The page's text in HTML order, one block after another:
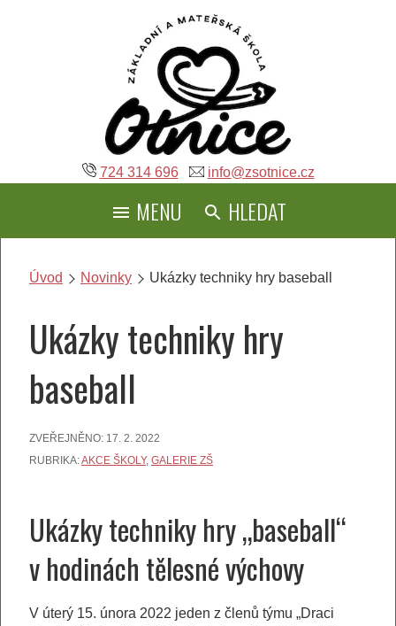
724 314 696 info@zsotnice.cz
MENU HLEDAT
Úvod Novinky Ukázky techniky hry baseball
Ukázky techniky hry
baseball
ZVEŘEJNĚNO: 17. 2. 2022
RUBRIKA:AKCE ŠKOLY, GALERIE ZŠ
Ukázky techniky hry „baseball“
v hodinách tělesné výchovy
V úterý 15. února 2022 jeden z členů týmu „Draci